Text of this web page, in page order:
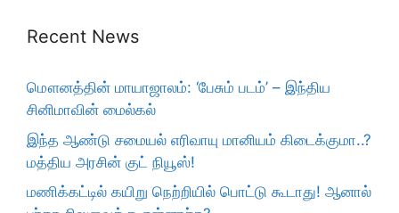
Recent News
மௌனத்தின் மாயாஜாலம்: ‘பேசும் படம்’ – இந்திய
சினிமாவின் மைல்கல்
இந்த ஆண்டு சமையல் எரிவாயு மானியம் கிடைக்குமா..?
மத்திய அரசின் குட் நியூஸ்!
மணிக்கட்டில் கயிறு நெற்றியில் பொட்டு கூடாது! ஆனால்